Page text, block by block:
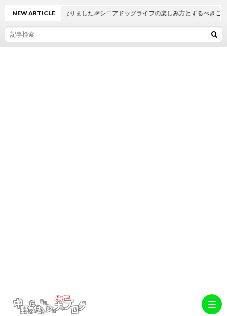
NEW ARTICLE
が7歳になりました🎉シニアドッグライフの楽しみ方とするべきこと